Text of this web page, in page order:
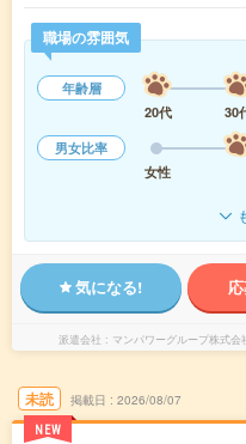
職場の雰囲気
年齢層
20代
30
男女比率
女性
気になる!
派遣会社 マンパワーグループ株式
未読
NEW
掲載日 2026/08/07